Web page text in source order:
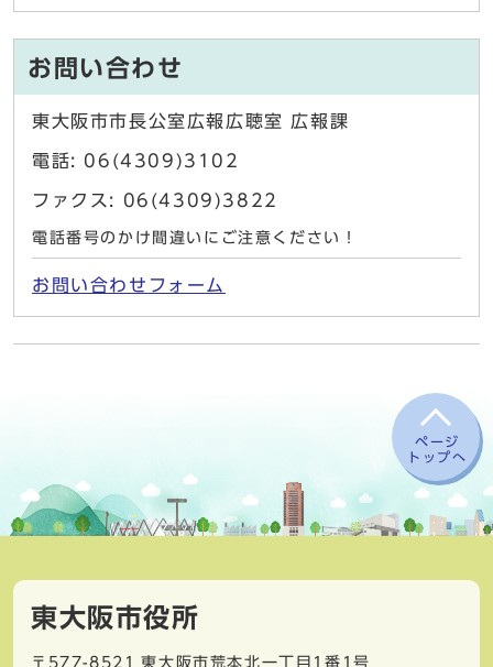
お問い合わせ
東大阪市市長公室広報広聴室 広報課
電話: 06(4309)3102
ファクス: 06(4309)3822
電話番号のかけ間違いにご注意ください！
お問い合わせフォーム
ページ
トップへ
東大阪市役所
〒577-8521 東大阪市荒本北一丁目1番1号